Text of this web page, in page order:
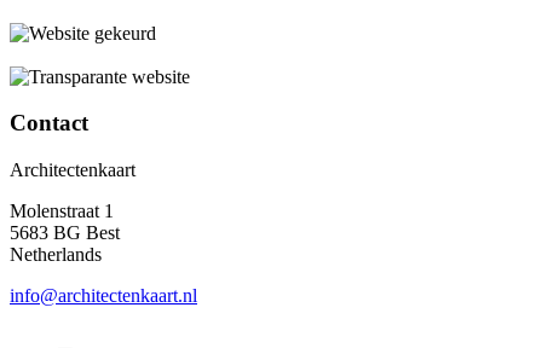
Contact
Architectenkaart
Molenstraat 1
5683 BG Best
Netherlands
info@architectenkaart.nl